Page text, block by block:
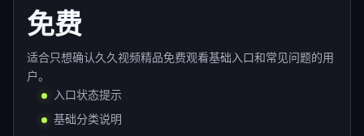
免费
适合只想确认久久视频精品免费观看基础入口和常见问题的用
户。
入口状态提示
基础分类说明